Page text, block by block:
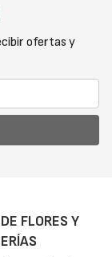
ofertas y
FLORES Y